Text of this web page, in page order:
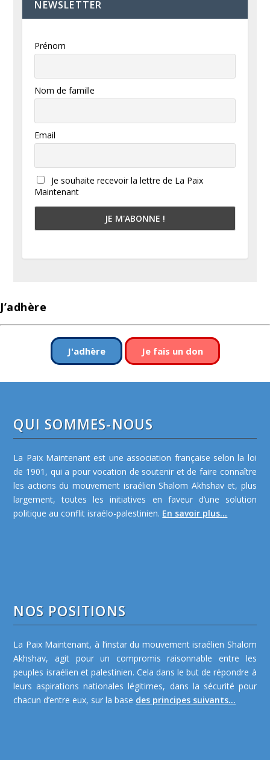
NEWSLETTER
Prénom
Nom de famille
Email
Je souhaite recevoir la lettre de La Paix
Maintenant
J’adhère
J'adhère Je fais un don
QUI SOMMES-NOUS
La Paix Maintenant est une association française selon la loi
de 1901, qui a pour vocation de soutenir et de faire connaître
les actions du mouvement israélien Shalom Akhshav et, plus
largement, toutes les initiatives en faveur d’une solution
politique au conflit israélo-palestinien. En savoir plus...
NOS POSITIONS
La Paix Maintenant, à l’instar du mouvement israélien Shalom
Akhshav, agit pour un compromis raisonnable entre les
peuples israélien et palestinien. Cela dans le but de répondre à
leurs aspirations nationales légitimes, dans la sécurité pour
chacun d’entre eux, sur la base des principes suivants...